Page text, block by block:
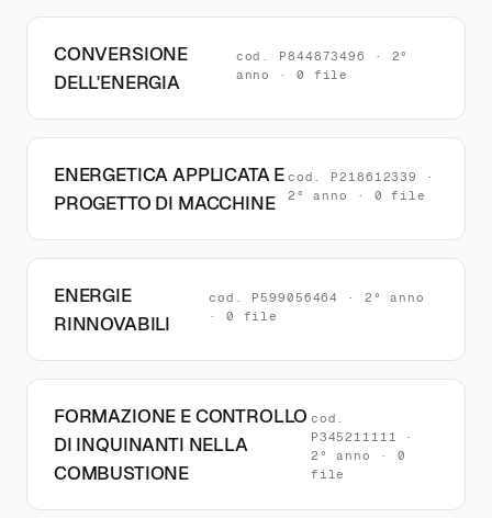
CONVERSIONE
DELL'ENERGIA
cod. P844873496 · 2°
anno · 0 file
ENERGETICA APPLICATA E
PROGETTO DI MACCHINE
cod. P218612339 ·
2° anno · 0 file
ENERGIE
RINNOVABILI
cod. P599056464 · 2° anno
· 0 file
FORMAZIONE E CONTROLLO
DI INQUINANTI NELLA
COMBUSTIONE
cod.
P345211111 ·
2° anno · 0
file